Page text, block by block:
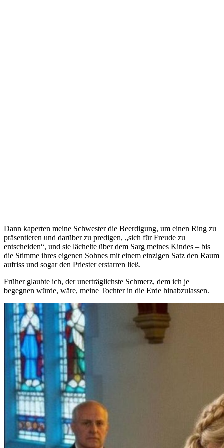
Dann kaperten meine Schwester die Beerdigung, um einen Ring zu
präsentieren und darüber zu predigen, „sich für Freude zu
entscheiden“, und sie lächelte über dem Sarg meines Kindes – bis
die Stimme ihres eigenen Sohnes mit einem einzigen Satz den Raum
aufriss und sogar den Priester erstarren ließ.
Früher glaubte ich, der unerträglichste Schmerz, dem ich je
begegnen würde, wäre, meine Tochter in die Erde hinabzulassen.